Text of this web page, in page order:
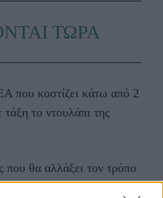
ΤΩΡΑ
που κοστίζει κάτω από 2
το ντουλάπι της
θα αλλάξει τον τρόπο